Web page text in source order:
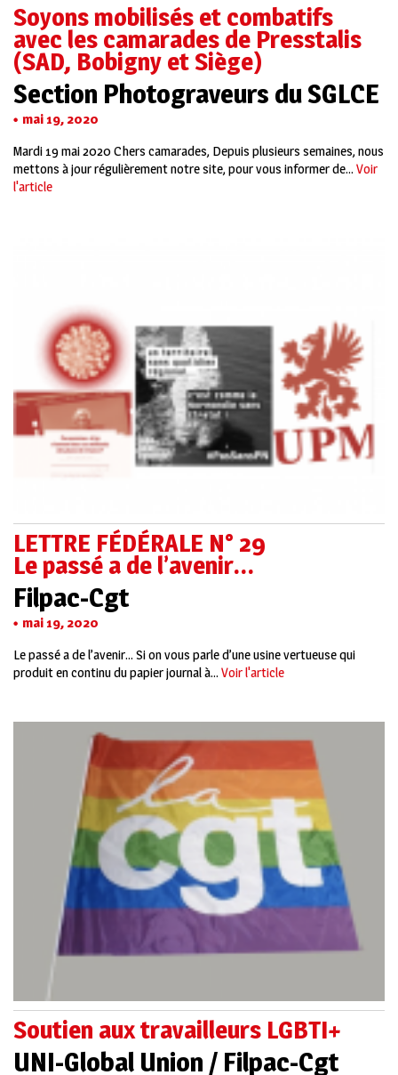
Soyons mobilisés et combatifs
avec les camarades de Presstalis
(SAD, Bobigny et Siège)
Section Photograveurs du SGLCE
mai 19, 2020
Mardi 19 mai 2020 Chers camarades, Depuis plusieurs semaines, nous
mettons à jour régulièrement notre site, pour vous informer de... Voir
l'article
LETTRE FÉDÉRALE N° 29
Le passé a de l’avenir…
Filpac-Cgt
mai 19, 2020
Le passé a de l’avenir… Si on vous parle d’une usine vertueuse qui
produit en continu du papier journal à... Voir l'article
Soutien aux travailleurs LGBTI+
UNI-Global Union / Filpac-Cgt